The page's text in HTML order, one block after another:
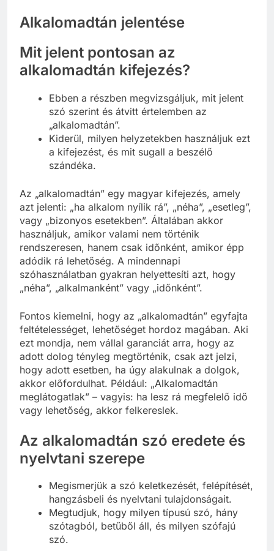
Alkalomadtán jelentése
Mit jelent pontosan az
alkalomadtán kifejezés?
Ebben a részben megvizsgáljuk, mit jelent
szó szerint és átvitt értelemben az
„alkalomadtán”.
Kiderül, milyen helyzetekben használjuk ezt
a kifejezést, és mit sugall a beszélő
szándéka.
Az „alkalomadtán” egy magyar kifejezés, amely
azt jelenti: „ha alkalom nyílik rá”, „néha”, „esetleg”,
vagy „bizonyos esetekben”. Általában akkor
használjuk, amikor valami nem történik
rendszeresen, hanem csak időnként, amikor épp
adódik rá lehetőség. A mindennapi
szóhasználatban gyakran helyettesíti azt, hogy
„néha”, „alkalmanként” vagy „időnként”.
Fontos kiemelni, hogy az „alkalomadtán” egyfajta
feltételességet, lehetőséget hordoz magában. Aki
ezt mondja, nem vállal garanciát arra, hogy az
adott dolog tényleg megtörténik, csak azt jelzi,
hogy adott esetben, ha úgy alakulnak a dolgok,
akkor előfordulhat. Például: „Alkalomadtán
meglátogatlak” – vagyis: ha lesz rá megfelelő idő
vagy lehetőség, akkor felkereslek.
Az alkalomadtán szó eredete és
nyelvtani szerepe
Megismerjük a szó keletkezését, felépítését,
hangzásbeli és nyelvtani tulajdonságait.
Megtudjuk, hogy milyen típusú szó, hány
szótagból, betűből áll, és milyen szófajú
szó.